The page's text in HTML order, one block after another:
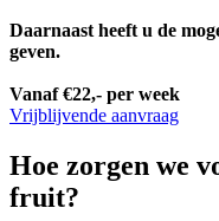
Daarnaast heeft u de
geven.
Vanaf €22,- per week
Vrijblijvende aanvraag
Hoe zorgen we
fruit?